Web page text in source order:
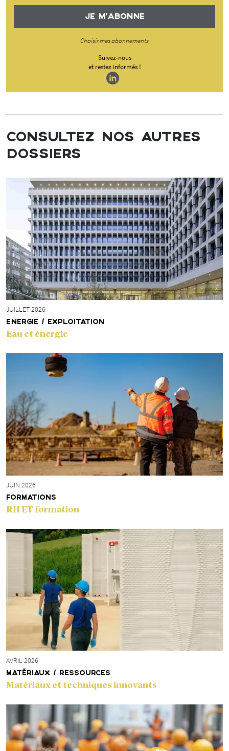
JE M'ABONNE
Choisir mes abonnements
Suivez-nous
et restez informés !
CONSULTEZ NOS AUTRES
DOSSIERS
JUILLET 2026
ENERGIE / EXPLOITATION
Eau et énergie
JUIN 2026
FORMATIONS
RH ET formation
AVRIL 2026
MATÉRIAUX / RESSOURCES
Matériaux et techniques innovants